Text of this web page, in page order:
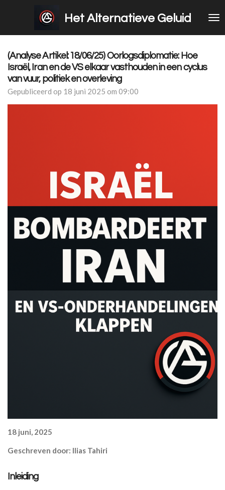
hoofdinhoud
Het Alternatieve Geluid
(Analyse Artikel: 18/06/25) Oorlogsdiplomatie: Hoe
Israël, Iran en de VS elkaar vasthouden in een cyclus
van vuur, politiek en overleving
Gepubliceerd op 18 juni 2025 om 09:00
18 juni, 2025
Geschreven door: Ilias Tahiri
Inleiding